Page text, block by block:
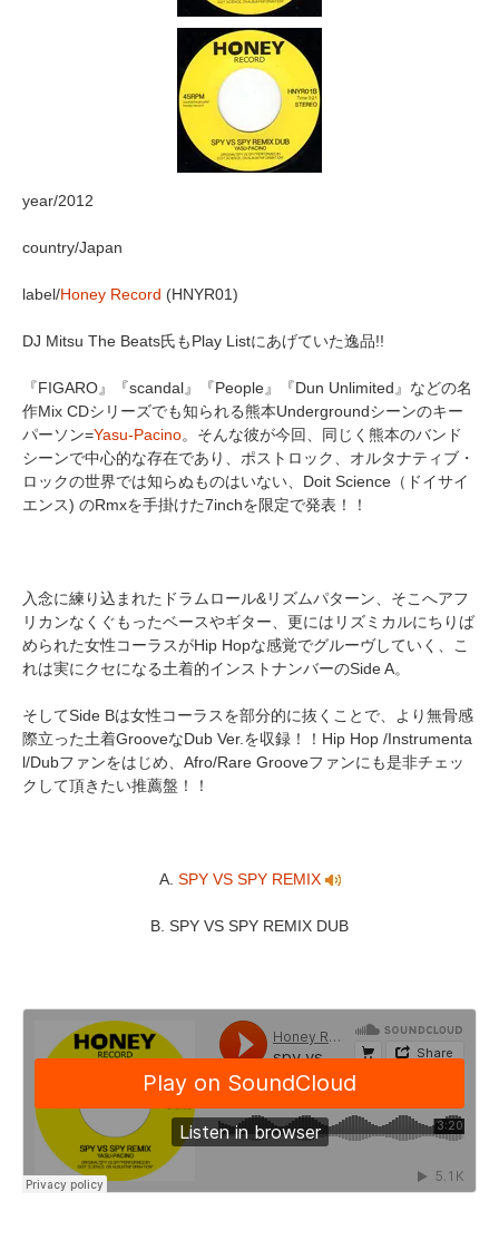
year/2012
country/Japan
label/Honey Record (HNYR01)
DJ Mitsu The Beats氏もPlay Listにあげていた逸品!!
『FIGARO』『scandal』『People』『Dun Unlimited』などの名
作Mix CDシリーズでも知られる熊本Undergroundシーンのキー
パーソン=Yasu-Pacino。そんな彼が今回、同じく熊本のバンド
シーンで中心的な存在であり、ポストロック、オルタナティブ・
ロックの世界では知らぬものはいない、Doit Science（ドイサイ
エンス) のRmxを手掛けた7inchを限定で発表！！
入念に練り込まれたドラムロール&リズムパターン、そこへアフ
リカンなくぐもったベースやギター、更にはリズミカルにちりば
められた女性コーラスがHip Hopな感覚でグルーヴしていく、こ
れは実にクセになる土着的インストナンバーのSide A。
そしてSide Bは女性コーラスを部分的に抜くことで、より無骨感
際立った土着GrooveなDub Ver.を収録！！Hip Hop /Instrumenta
l/Dubファンをはじめ、Afro/Rare Grooveファンにも是非チェッ
クして頂きたい推薦盤！！
A. SPY VS SPY REMIX
B. SPY VS SPY REMIX DUB